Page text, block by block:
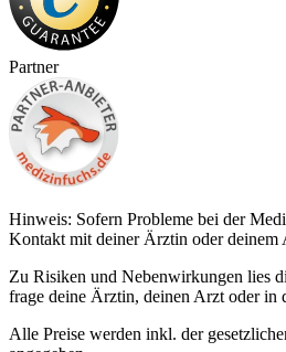
Partner
Hinweis: Sofern Probleme bei der
Kontakt mit deiner Ärztin oder deinem
Zu Risiken und Nebenwirkungen lies
frage deine Ärztin, deinen Arzt oder in
Alle Preise werden inkl. der